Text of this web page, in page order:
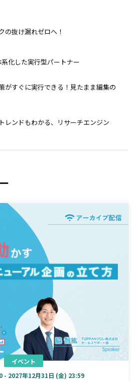
の抜け漏れゼロへ！
化した実行型パートナー
がすぐに実行できる！見たまま編集の
レンドもわかる、リサーチエンジン
イベント
- 2027年12月31日 (金) 23:59